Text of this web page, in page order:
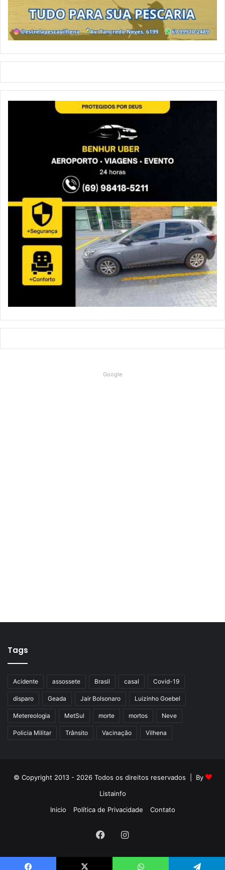
Google
Tags
Acidente assossete Brasil casal Covid-19
disparo Geada Jair Bolsonaro Luizinho Goebel
Metereologia MetSul morte mortos Neve
Policia Militar Trânsito Vacinação Vilhena
© Copyright 2013 - 2026 Todos os direitos reservados | By
Listainfo
Inicio
Política de Privacidade Contato
FacebookInstagram